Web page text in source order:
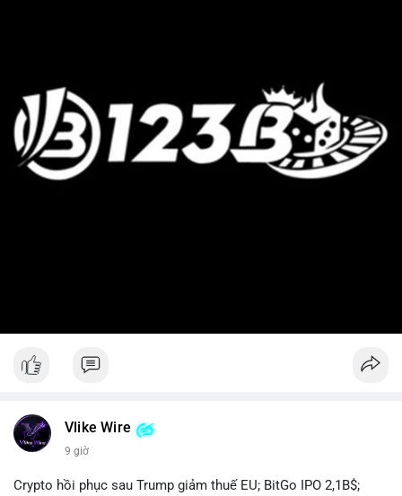
Vlike Wire
9 giờ
Crypto hồi phục sau Trump giảm thuế EU; BitGo IPO 2,1B$;